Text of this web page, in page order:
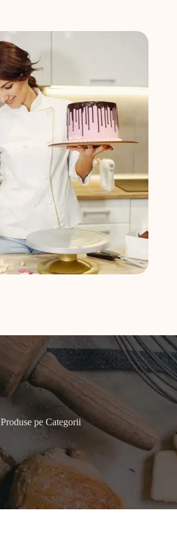
Produse pe Categorii